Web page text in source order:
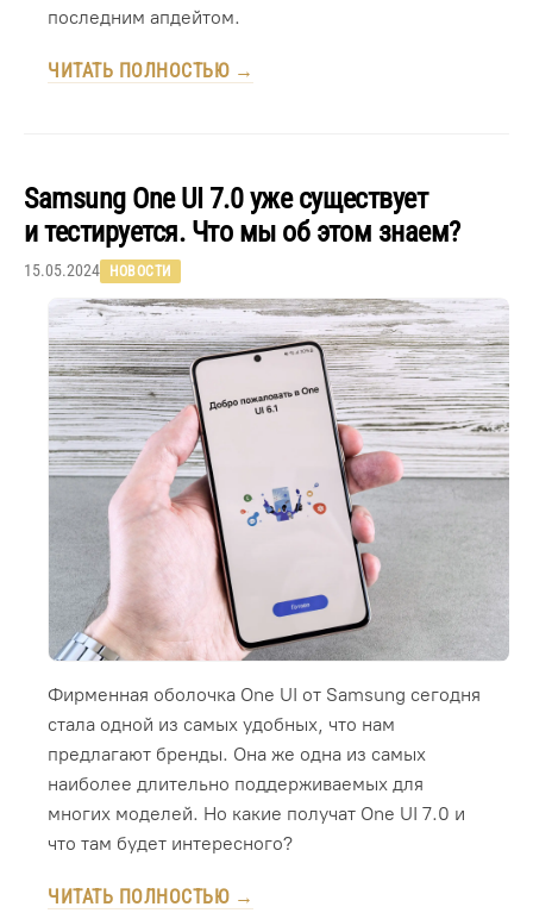
последним апдейтом.
ЧИТАТЬ ПОЛНОСТЬЮ →
Samsung One UI 7.0 уже существует
и тестируется. Что мы об этом знаем?
15.05.2024 НОВОСТИ
Фирменная оболочка One UI от Samsung сегодня
стала одной из самых удобных, что нам
предлагают бренды. Она же одна из самых
наиболее длительно поддерживаемых для
многих моделей. Но какие получат One UI 7.0 и
что там будет интересного?
ЧИТАТЬ ПОЛНОСТЬЮ →